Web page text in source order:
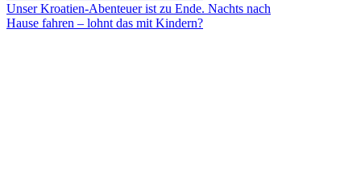
Unser Kroatien-Abenteuer ist zu Ende. Nachts nach
Hause fahren – lohnt das mit Kindern?